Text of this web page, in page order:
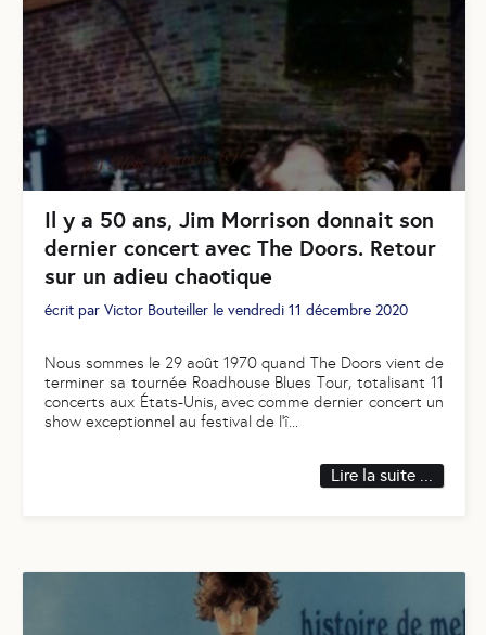
Il y a 50 ans, Jim Morrison donnait son
dernier concert avec The Doors. Retour
sur un adieu chaotique
écrit par Victor Bouteiller le vendredi 11 décembre 2020
Nous sommes le 29 août 1970 quand The Doors vient de
terminer sa tournée Roadhouse Blues Tour, totalisant 11
concerts aux États-Unis, avec comme dernier concert un
show exceptionnel au festival de l'î...
Lire la suite ...